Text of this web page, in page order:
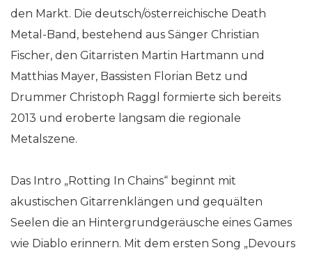
den Markt. Die deutsch/österreichische Death
Metal-Band, bestehend aus Sänger Christian
Fischer, den Gitarristen Martin Hartmann und
Matthias Mayer, Bassisten Florian Betz und
Drummer Christoph Raggl formierte sich bereits
2013 und eroberte langsam die regionale
Metalszene.
Das Intro „Rotting In Chains“ beginnt mit
akustischen Gitarrenklängen und gequälten
Seelen die an Hintergrundgeräusche eines Games
wie Diablo erinnern. Mit dem ersten Song „Devours